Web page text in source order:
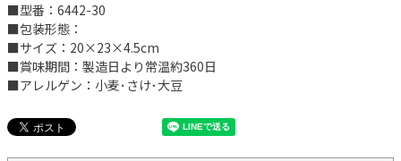
■型番：6442-30
■包装形態：
■サイズ：20×23×4.5cm
■賞味期間：製造日より常温約360日
■アレルゲン：小麦･さけ･大豆